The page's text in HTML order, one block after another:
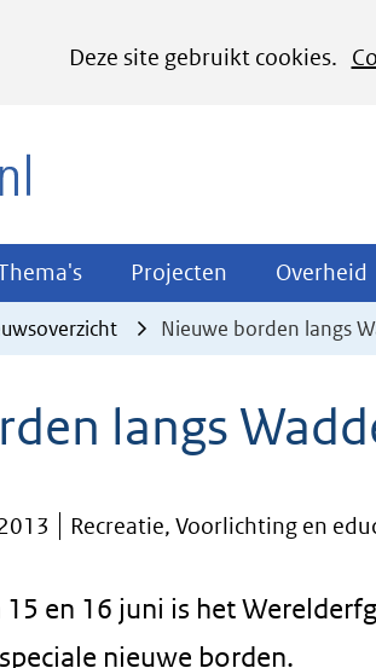
Deze site gebruikt cookies.
Thema's
Uitklappen
Projecten Projecten
Uitklappen
Overheid
Nieuwe borden langs
langs
Recreatie, Voorlichting en
en 16 juni is het
nieuwe borden.